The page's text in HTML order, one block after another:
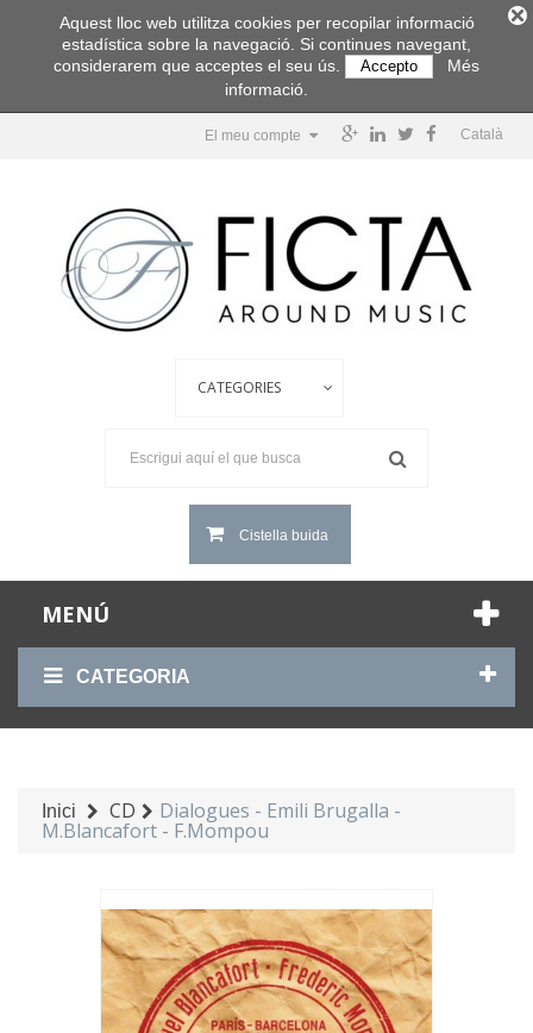
Català
El meu compte
Cistella buida
MENÚ
CATEGORIA
Inici CD Dialogues - Emili Brugalla -
M.Blancafort - F.Mompou
Aquest lloc web utilitza cookies per recopilar informació
estadística sobre la navegació. Si continues navegant,
considerarem que acceptes el seu ús.
Accepto
Més
informació.